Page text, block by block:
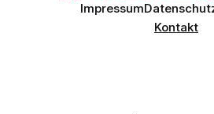
Impressum
Kontakt